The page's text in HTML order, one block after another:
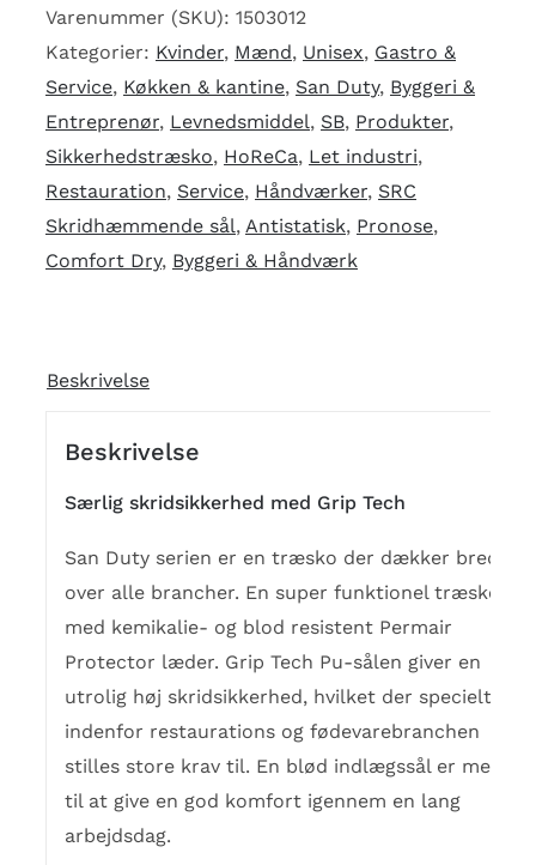
Varenummer (SKU): 1503012
Kategorier: Kvinder, Mænd, Unisex, Gastro &
Service, Køkken & kantine, San Duty, Byggeri &
Entreprenør, Levnedsmiddel, SB, Produkter,
Sikkerhedstræsko, HoReCa, Let industri,
Restauration, Service, Håndværker, SRC
Skridhæmmende sål, Antistatisk, Pronose,
Comfort Dry, Byggeri & Håndværk
Beskrivelse
Beskrivelse
Særlig skridsikkerhed med Grip Tech
San Duty serien er en træsko der dækker bredt
over alle brancher. En super funktionel træsko
med kemikalie- og blod resistent Permair
Protector læder. Grip Tech Pu-sålen giver en
utrolig høj skridsikkerhed, hvilket der specielt
indenfor restaurations og fødevarebranchen
stilles store krav til. En blød indlægssål er med
til at give en god komfort igennem en lang
arbejdsdag.